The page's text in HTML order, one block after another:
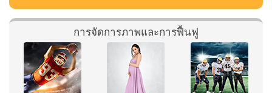
การจัดการภาพและการฟื้นฟู